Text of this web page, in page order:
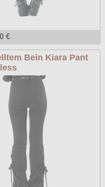
€
Bein Kiara Pant